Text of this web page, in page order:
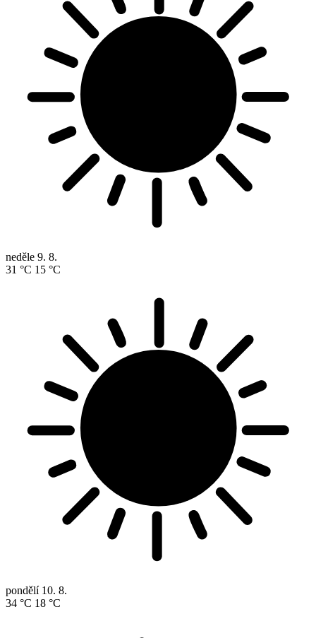
neděle 9. 8.
31 °C 15 °C
pondělí 10. 8.
34 °C 18 °C